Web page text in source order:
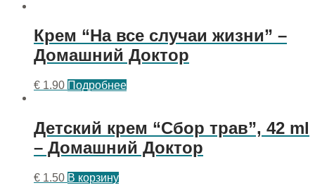
Крем “На все случаи жизни” –
Домашний Доктор
€ 1.90 Подробнее
Детский крем “Сбор трав”, 42 ml
– Домашний Доктор
€ 1.50 В корзину